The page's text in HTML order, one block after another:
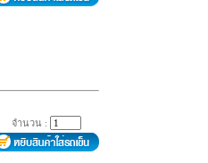
จำนวน :